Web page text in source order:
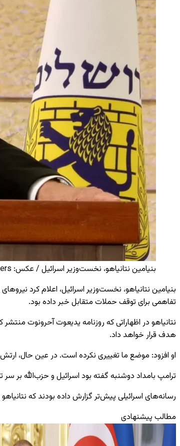
بنیامین نتانیاهو، نخست‌وزیر اسرائیل / عکس: Reuters
بنیامین نتانیاهو، نخست‌وزیر اسرائیل، اعلام کرد
تفاهمی برای توقف حملات متقابل خبر داده بود.
نتانیاهو در اظهاراتی که روزنامه یدیعوت آحرونوت
هدف قرار خواهد داد.
او افزود: موضع ما تغییری نکرده است. در عین حال،
ترامپ بامداد دوشنبه گفته بود اسرائیل و حزب‌الله بر
رسانه‌های اسرائیلی پیش‌تر گزارش داده بودند که
مطالب پیشنهادی